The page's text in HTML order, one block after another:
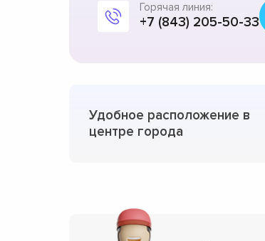
Горячая линия:
+7 (843) 205-50-33
Удобное расположение в
центре города